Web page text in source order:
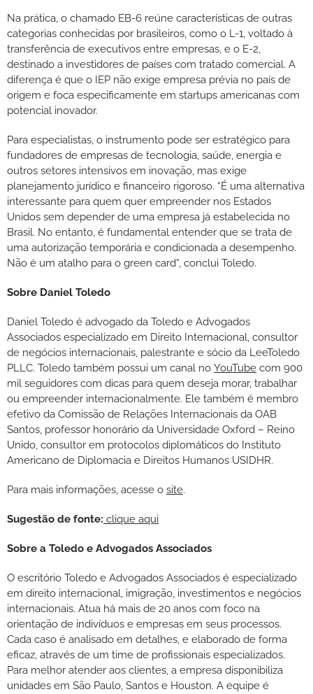
Na prática, o chamado EB-6 reúne características de outras
categorias conhecidas por brasileiros, como o L-1, voltado à
transferência de executivos entre empresas, e o E-2,
destinado a investidores de países com tratado comercial. A
diferença é que o IEP não exige empresa prévia no país de
origem e foca especificamente em startups americanas com
potencial inovador.
Para especialistas, o instrumento pode ser estratégico para
fundadores de empresas de tecnologia, saúde, energia e
outros setores intensivos em inovação, mas exige
planejamento jurídico e financeiro rigoroso. “É uma alternativa
interessante para quem quer empreender nos Estados
Unidos sem depender de uma empresa já estabelecida no
Brasil. No entanto, é fundamental entender que se trata de
uma autorização temporária e condicionada a desempenho.
Não é um atalho para o green card”, conclui Toledo.
Sobre Daniel Toledo
Daniel Toledo é advogado da Toledo e Advogados
Associados especializado em Direito Internacional, consultor
de negócios internacionais, palestrante e sócio da LeeToledo
PLLC. Toledo também possui um canal no YouTube com 900
mil seguidores com dicas para quem deseja morar, trabalhar
ou empreender internacionalmente. Ele também é membro
efetivo da Comissão de Relações Internacionais da OAB
Santos, professor honorário da Universidade Oxford – Reino
Unido, consultor em protocolos diplomáticos do Instituto
Americano de Diplomacia e Direitos Humanos USIDHR.
Para mais informações, acesse o site.
Sugestão de fonte: clique aqui
Sobre a Toledo e Advogados Associados
O escritório Toledo e Advogados Associados é especializado
em direito internacional, imigração, investimentos e negócios
internacionais. Atua há mais de 20 anos com foco na
orientação de indivíduos e empresas em seus processos.
Cada caso é analisado em detalhes, e elaborado de forma
eficaz, através de um time de profissionais especializados.
Para melhor atender aos clientes, a empresa disponibiliza
unidades em São Paulo, Santos e Houston. A equipe é